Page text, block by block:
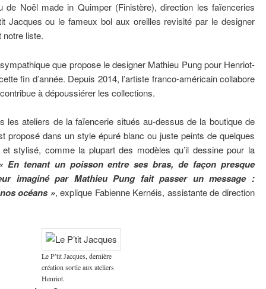
de Noël made in Quimper (Finistère), direction les faïenceries
Jacques ou le fameux bol aux oreilles revisité par le designer
notre liste.
que propose le designer Mathieu Pung pour Henriot-
fin d’année. Depuis 2014, l’artiste franco-américain collabore
à dépoussiérer les collections.
les ateliers de la faïencerie situés au-dessus de la boutique de
proposé dans un style épuré blanc ou juste peints de quelques
stylisé, comme la plupart des modèles qu’il dessine pour la
En tenant un poisson entre ses bras, de façon presque
imaginé par Mathieu Pung fait passer un message :
océans », explique Fabienne Kernéis, assistante de direction
Le P’tit Jacques, dernière
création sortie aux ateliers
Henriot.